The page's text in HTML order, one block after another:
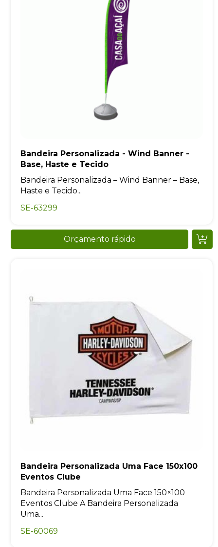
Bandeira Personalizada - Wind Banner -
Base, Haste e Tecido
Bandeira Personalizada – Wind Banner – Base,
Haste e Tecido...
SE-63299
Orçamento rápido
Bandeira Personalizada Uma Face 150x100
Eventos Clube
Bandeira Personalizada Uma Face 150×100
Eventos Clube A Bandeira Personalizada
Uma...
SE-60069